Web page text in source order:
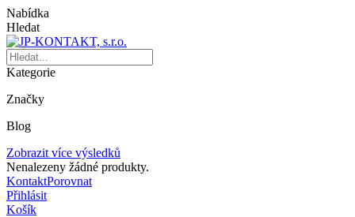
Nabídka
Hledat
Kategorie
Značky
Blog
Zobrazit více výsledků
Nenalezeny žádné produkty.
KontaktPorovnat
Přihlásit
Košík